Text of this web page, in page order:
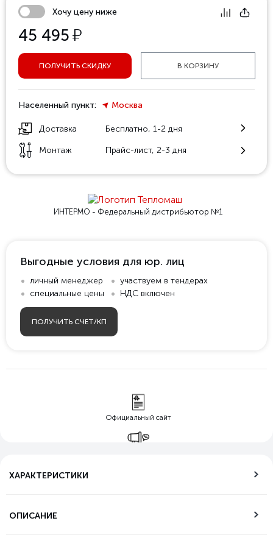
Хочу цену ниже
45 495у
ПОЛУЧИТЬ СКИДКУ В КОРЗИНУ
Населенный пункт: Москва
Доставка Бесплатно, 1-2 дня
Монтаж Прайс-лист, 2-3 дня
ИНТЕРМО - Федеральный дистрибьютор №1
Выгодные условия для юр. лиц
личный менеджер
специальные цены
участвуем в тендерах
НДС включен
ПОЛУЧИТЬ СЧЕТ/КП
Официальный сайт
ХАРАКТЕРИСТИКИ
ОПИСАНИЕ